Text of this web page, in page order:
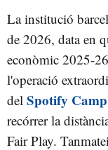
La institució
de 2026, data en
econòmic 2025-
l'operació
del Spotify
recórrer la
Fair Play.